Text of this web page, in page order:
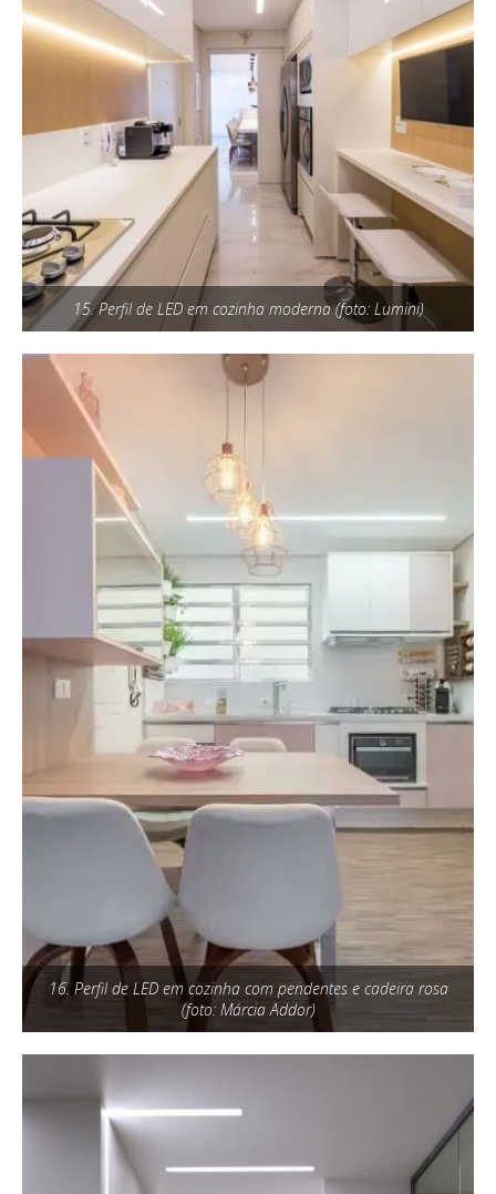
15. Perfil de LED em cozinha moderna (foto: Lumini)
16. Perfil de LED em cozinha com pendentes e cadeira rosa
(foto: Márcia Addor)